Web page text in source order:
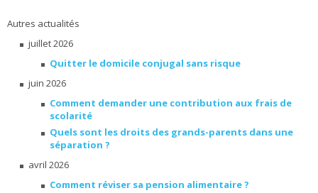
Autres actualités
juillet 2026
Quitter le domicile conjugal sans risque
juin 2026
Comment demander une contribution aux frais de
scolarité
Quels sont les droits des grands-parents dans une
séparation ?
avril 2026
Comment réviser sa pension alimentaire ?